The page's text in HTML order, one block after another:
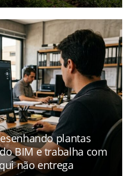
plantas
BIM e trabalha com
não entrega